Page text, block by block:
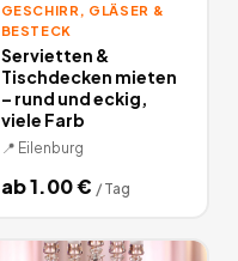
GESCHIRR, GLÄSER &
BESTECK
Servietten &
Tischdecken mieten
– rund und eckig,
viele Farb
📍 Eilenburg
ab1.00€ / Tag